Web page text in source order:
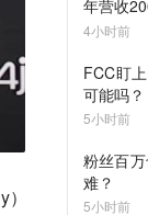
年营收
4小时前
FCC盯
可能吗？
5小时前
粉丝百
难？
5小时前